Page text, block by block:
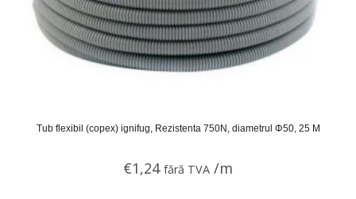
Tub flexibil (copex) ignifug, Rezistenta 750N, diametrul Φ50, 25 M
€1,24 fără TVA /m